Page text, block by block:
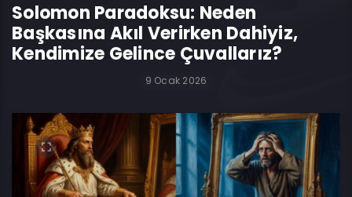
Solomon Paradoksu: Neden
Başkasına Akıl Verirken Dahiyiz,
Kendimize Gelince Çuvallarız?
9 Ocak 2026